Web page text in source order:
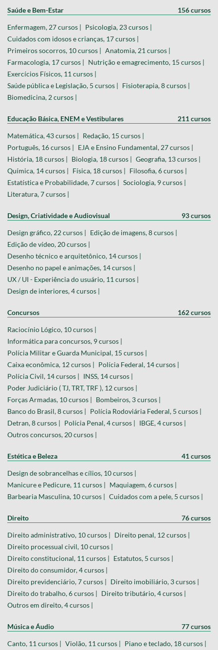
Saúde e Bem-Estar 156 cursos
Enfermagem, 27 cursos | Psicologia, 23 cursos |
Cuidados com idosos e crianças, 17 cursos |
Primeiros socorros, 10 cursos | Anatomia, 21 cursos |
Farmacologia, 17 cursos | Nutrição e emagrecimento, 15 cursos |
Exercícios Físicos, 11 cursos |
Saúde pública e Legislação, 5 cursos | Fisioterapia, 8 cursos |
Biomedicina, 2 cursos |
Educação Básica, ENEM e Vestibulares 211 cursos
Matemática, 43 cursos | Redação, 15 cursos |
Português, 16 cursos | EJA e Ensino Fundamental, 27 cursos |
História, 18 cursos | Biologia, 18 cursos | Geografia, 13 cursos |
Química, 14 cursos | Física, 18 cursos | Filosofia, 6 cursos |
Estatística e Probabilidade, 7 cursos | Sociologia, 9 cursos |
Literatura, 7 cursos |
Design, Criatividade e Audiovisual 93 cursos
Design gráfico, 22 cursos | Edição de imagens, 8 cursos |
Edição de vídeo, 20 cursos |
Desenho técnico e arquitetônico, 14 cursos |
Desenho no papel e animações, 14 cursos |
UX / UI - Experiência do usuário, 11 cursos |
Design de interiores, 4 cursos |
Concursos 162 cursos
Raciocínio Lógico, 10 cursos |
Informática para concursos, 9 cursos |
Polícia Militar e Guarda Municipal, 15 cursos |
Caixa econômica, 12 cursos | Polícia Federal, 14 cursos |
Polícia Civil, 14 cursos | INSS, 14 cursos |
Poder Judiciário ( TJ, TRT, TRF ), 12 cursos |
Forças Armadas, 10 cursos | Bombeiros, 3 cursos |
Banco do Brasil, 8 cursos | Polícia Rodoviária Federal, 5 cursos |
Detran, 8 cursos | Polícia Penal, 4 cursos | IBGE, 4 cursos |
Outros concursos, 20 cursos |
Estética e Beleza 41 cursos
Design de sobrancelhas e cílios, 10 cursos |
Manicure e Pedicure, 11 cursos | Maquiagem, 6 cursos |
Barbearia Masculina, 10 cursos | Cuidados com a pele, 5 cursos |
Direito 76 cursos
Direito administrativo, 10 cursos | Direito penal, 12 cursos |
Direito processual civil, 10 cursos |
Direito constitucional, 11 cursos | Estatutos, 5 cursos |
Direito do consumidor, 4 cursos |
Direito previdenciário, 7 cursos | Direito imobiliário, 3 cursos |
Direito do trabalho, 6 cursos | Direito tributário, 4 cursos |
Outros em direito, 4 cursos |
Música e Áudio 77 cursos
Canto, 11 cursos | Violão, 11 cursos | Piano e teclado, 18 cursos |